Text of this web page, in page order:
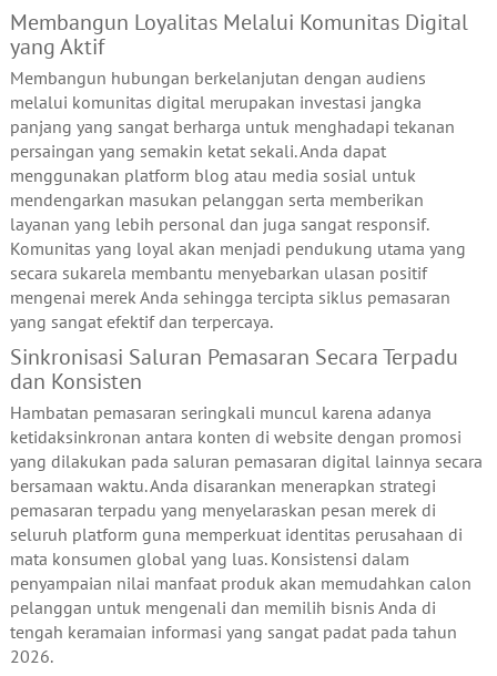
Membangun Loyalitas Melalui Komunitas Digital
yang Aktif
Membangun hubungan berkelanjutan dengan audiens
melalui komunitas digital merupakan investasi jangka
panjang yang sangat berharga untuk menghadapi tekanan
persaingan yang semakin ketat sekali. Anda dapat
menggunakan platform blog atau media sosial untuk
mendengarkan masukan pelanggan serta memberikan
layanan yang lebih personal dan juga sangat responsif.
Komunitas yang loyal akan menjadi pendukung utama yang
secara sukarela membantu menyebarkan ulasan positif
mengenai merek Anda sehingga tercipta siklus pemasaran
yang sangat efektif dan terpercaya.
Sinkronisasi Saluran Pemasaran Secara Terpadu
dan Konsisten
Hambatan pemasaran seringkali muncul karena adanya
ketidaksinkronan antara konten di website dengan promosi
yang dilakukan pada saluran pemasaran digital lainnya secara
bersamaan waktu. Anda disarankan menerapkan strategi
pemasaran terpadu yang menyelaraskan pesan merek di
seluruh platform guna memperkuat identitas perusahaan di
mata konsumen global yang luas. Konsistensi dalam
penyampaian nilai manfaat produk akan memudahkan calon
pelanggan untuk mengenali dan memilih bisnis Anda di
tengah keramaian informasi yang sangat padat pada tahun
2026.